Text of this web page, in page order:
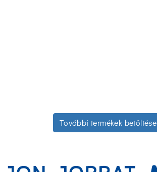
További termékek betöltése